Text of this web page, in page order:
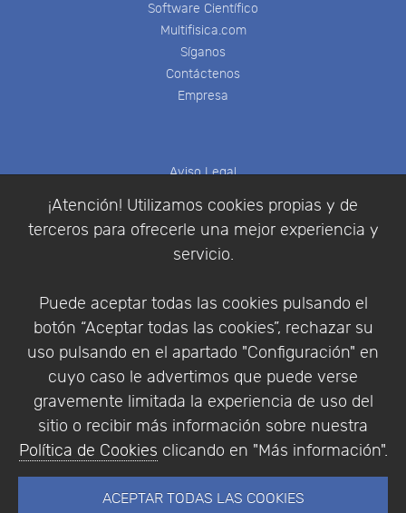
¡Atención! Utilizamos cookies propias y de
terceros para ofrecerle una mejor experiencia y
servicio.
Puede aceptar todas las cookies pulsando el
botón “Aceptar todas las cookies”, rechazar su
uso pulsando en el apartado "Configuración" en
cuyo caso le advertimos que puede verse
gravemente limitada la experiencia de uso del
sitio o recibir más información sobre nuestra
Política de Cookies clicando en "Más información".
ACEPTAR TODAS LAS COOKIES
Software Científico
Multifisica.com
Síganos
Contáctenos
Empresa
Aviso Legal
Política de Privacidad
Condiciones de compra
Identificarse
Empresa|Aviso Legal| Política de Privacidad |
Política de Cookies
© Copyright 1994 - 2026. Addlink Software
Científico, S.L.
Portugal.